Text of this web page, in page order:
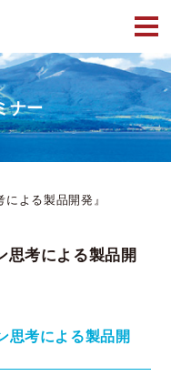
ナー
よる製品開発』
思考による製品開
思考による製品開